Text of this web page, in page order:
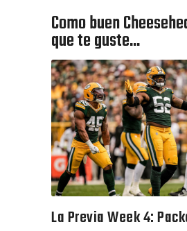
Como buen
que te guste...
La Previa Week 4: